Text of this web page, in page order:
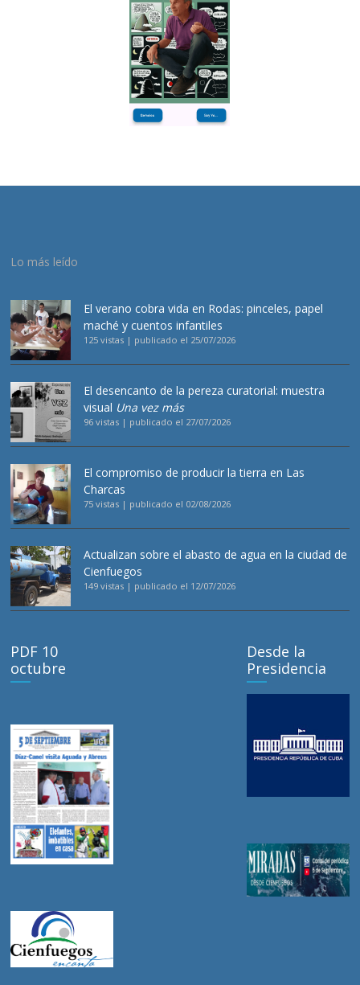
Lo más leído
El verano cobra vida en Rodas: pinceles, papel
maché y cuentos infantiles
125 vistas | publicado el 25/07/2026
El desencanto de la pereza curatorial: muestra
visual Una vez más
96 vistas | publicado el 27/07/2026
El compromiso de producir la tierra en Las
Charcas
75 vistas | publicado el 02/08/2026
Actualizan sobre el abasto de agua en la ciudad de
Cienfuegos
149 vistas | publicado el 12/07/2026
PDF 10
octubre
Desde la
Presidencia